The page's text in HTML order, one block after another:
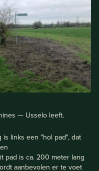
— Usselo leeft.
links een "hol pad", dat
pad is ca. 200 meter lang
aanbevolen er te voet